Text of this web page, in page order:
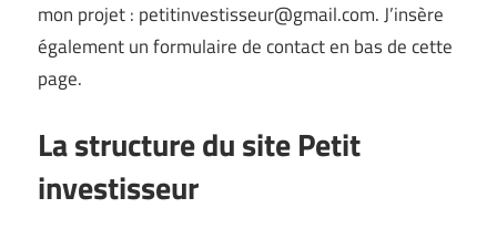
mon projet : petitinvestisseur@gmail.com. J’insère
également un formulaire de contact en bas de cette
page.
La structure du site Petit
investisseur